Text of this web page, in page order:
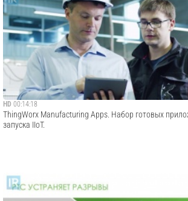
HD 00:14:18
ThingWorx Manufacturing Apps. Набор готовых
запуска IIoT.